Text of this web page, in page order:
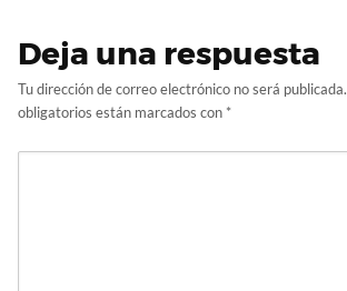
Deja una respuesta
Tu dirección de correo electrónico no será publicada.
obligatorios están marcados con *